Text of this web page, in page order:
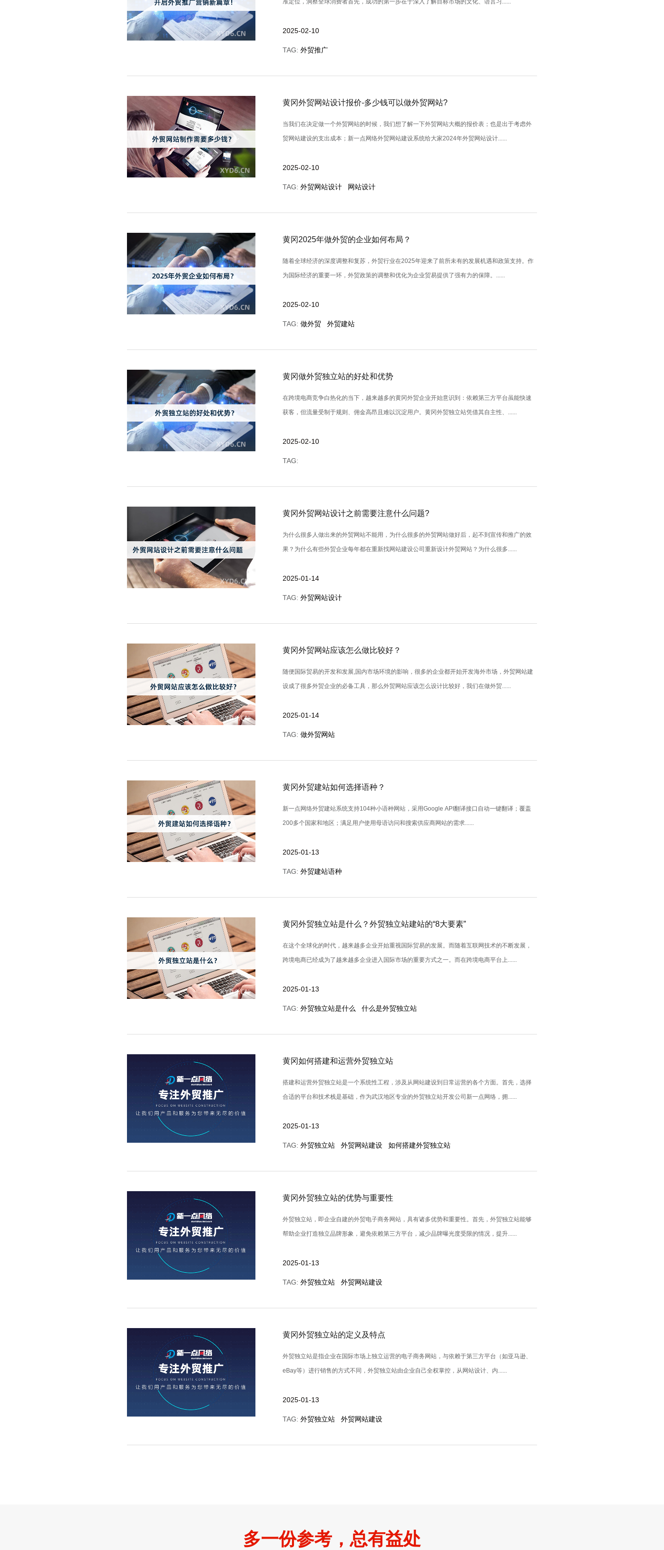
准定位，洞察全球消费者首先，成功的第一步在于深入了解目标市场的文化、语言习......
2025-02-10
TAG:外贸推广
黄冈外贸网站设计报价-多少钱可以做外贸网站?
当我们在决定做一个外贸网站的时候，我们想了解一下外贸网站大概的报价表；也是出于考虑外
贸网站建设的支出成本；新一点网络外贸网站建设系统给大家2024年外贸网站设计......
2025-02-10
TAG:外贸网站设计 网站设计
黄冈2025年做外贸的企业如何布局？
随着全球经济的深度调整和复苏，外贸行业在2025年迎来了前所未有的发展机遇和政策支持。作
为国际经济的重要一环，外贸政策的调整和优化为企业贸易提供了强有力的保障。......
2025-02-10
TAG:做外贸 外贸建站
黄冈做外贸独立站的好处和优势
在跨境电商竞争白热化的当下，越来越多的黄冈外贸企业开始意识到：依赖第三方平台虽能快速
获客，但流量受制于规则、佣金高昂且难以沉淀用户。黄冈外贸独立站凭借其自主性、......
2025-02-10
TAG:
黄冈外贸网站设计之前需要注意什么问题?
为什么很多人做出来的外贸网站不能用，为什么很多的外贸网站做好后，起不到宣传和推广的效
果？为什么有些外贸企业每年都在重新找网站建设公司重新设计外贸网站？为什么很多......
2025-01-14
TAG:外贸网站设计
黄冈外贸网站应该怎么做比较好？
随便国际贸易的开发和发展,国内市场环境的影响，很多的企业都开始开发海外市场，外贸网站建
设成了很多外贸企业的必备工具，那么外贸网站应该怎么设计比较好，我们在做外贸......
2025-01-14
TAG:做外贸网站
黄冈外贸建站如何选择语种？
新一点网络外贸建站系统支持104种小语种网站，采用Google API翻译接口自动一键翻译；覆盖
200多个国家和地区；满足用户使用母语访问和搜索供应商网站的需求......
2025-01-13
TAG:外贸建站语种
黄冈外贸独立站是什么？外贸独立站建站的“8大要素”
在这个全球化的时代，越来越多企业开始重视国际贸易的发展。而随着互联网技术的不断发展，
跨境电商已经成为了越来越多企业进入国际市场的重要方式之一。而在跨境电商平台上......
2025-01-13
TAG:外贸独立站是什么 什么是外贸独立站
黄冈如何搭建和运营外贸独立站
搭建和运营外贸独立站是一个系统性工程，涉及从网站建设到日常运营的各个方面。首先，选择
合适的平台和技术栈是基础，作为武汉地区专业的外贸独立站开发公司新一点网络，拥......
2025-01-13
TAG:外贸独立站 外贸网站建设 如何搭建外贸独立站
黄冈外贸独立站的优势与重要性
外贸独立站，即企业自建的外贸电子商务网站，具有诸多优势和重要性。首先，外贸独立站能够
帮助企业打造独立品牌形象，避免依赖第三方平台，减少品牌曝光度受限的情况，提升......
2025-01-13
TAG:外贸独立站 外贸网站建设
黄冈外贸独立站的定义及特点
外贸独立站是指企业在国际市场上独立运营的电子商务网站，与依赖于第三方平台（如亚马逊、
eBay等）进行销售的方式不同，外贸独立站由企业自己全权掌控，从网站设计、内......
2025-01-13
TAG:外贸独立站 外贸网站建设
多一份参考，总有益处